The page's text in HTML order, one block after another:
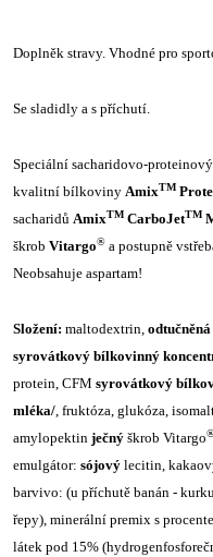
Doplněk stravy. Vhodné pro
Se sladidly a s příchutí.
Speciální sacharidovo-
kvalitní bílkoviny AmixTM
sacharidů AmixTM CarboJetTM
škrob Vitargo® a postupně
Neobsahuje aspartam!
Složení: maltodextrin,
syrovátkový bílkovinný
protein, CFM syrovátkový
mléka/ , fruktóza, glukóza,
amylopektin ječný škrob Vitargo
emulgátor: sójový lecitin,
barvivo: (u příchutě banán -
řepy), minerální premix s
látek pod 15%